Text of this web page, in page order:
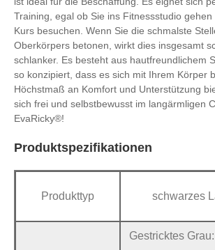
Training, egal ob Sie ins Fitnessstudio
Kurs besuchen. Wenn Sie die schmalste
Oberkörpers betonen, wirkt dies insgesamt
schlanker. Es besteht aus hautfreundlichem
so konzipiert, dass es sich mit Ihrem Körper
Höchstmaß an Komfort und Unterstützung
sich frei und selbstbewusst im langärmligen
EvaRicky®!
Produktspezifikationen
Produkttyp schwarzes
Gestricktes